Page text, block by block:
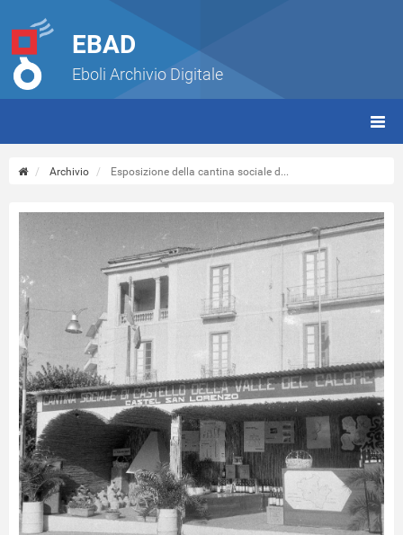
EBAD
Eboli Archivio Digitale
Archivio Esposizione della cantina sociale d...